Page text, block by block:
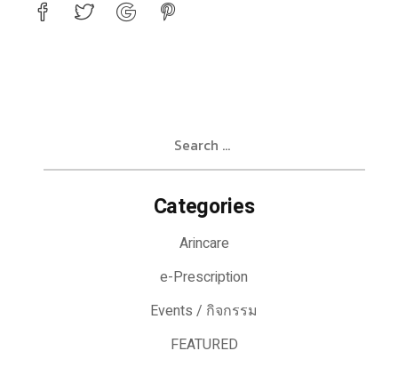
Categories
Arincare
e-Prescription
Events / กิจกรรม
FEATURED